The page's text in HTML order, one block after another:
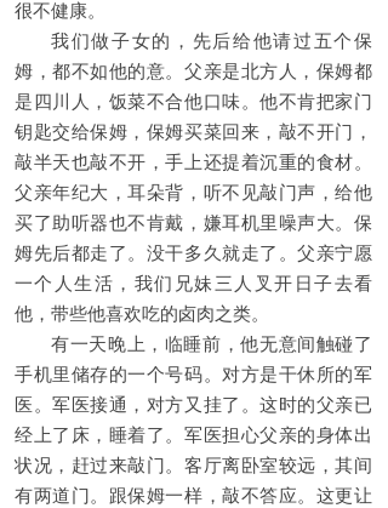
很不健康。
我们做子女的，先后给他请过五个保
姆，都不如他的意。父亲是北方人，保姆都
是四川人，饭菜不合他口味。他不肯把家门
钥匙交给保姆，保姆买菜回来，敲不开门，
敲半天也敲不开，手上还提着沉重的食材。
父亲年纪大，耳朵背，听不见敲门声，给他
买了助听器也不肯戴，嫌耳机里噪声大。保
姆先后都走了。没干多久就走了。父亲宁愿
一个人生活，我们兄妹三人叉开日子去看
他，带些他喜欢吃的卤肉之类。
有一天晚上，临睡前，他无意间触碰了
手机里储存的一个号码。对方是干休所的军
医。军医接通，对方又挂了。这时的父亲已
经上了床，睡着了。军医担心父亲的身体出
状况，赶过来敲门。客厅离卧室较远，其间
有两道门。跟保姆一样，敲不答应。这更让